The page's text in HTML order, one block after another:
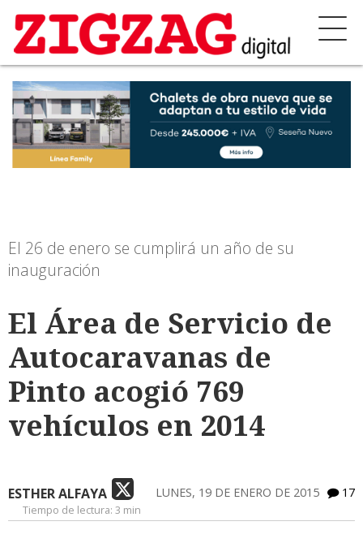
El 26 de enero se cumplirá un año de su
inauguración
El Área de Servicio de
Autocaravanas de
Pinto acogió 769
vehículos en 2014
ESTHER ALFAYA 17
LUNES, 19 DE ENERO DE 2015
Tiempo de lectura: 3 min